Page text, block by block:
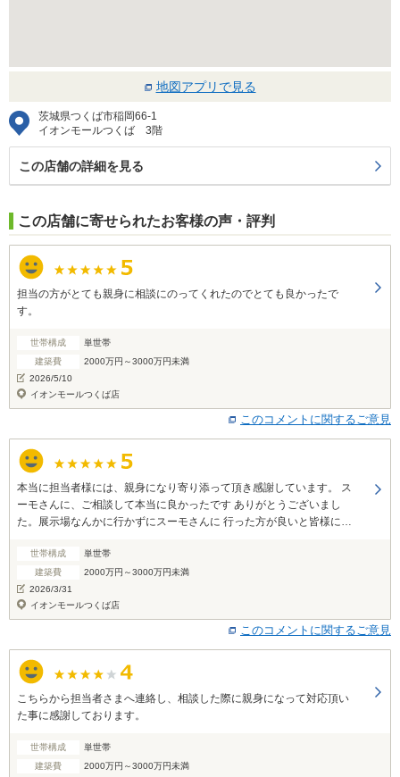
地図アプリで見る
茨城県つくば市稲岡66-1
イオンモールつくば 3階
この店舗の詳細を見る
この店舗に寄せられたお客様の声・評判
担当の方がとても親身に相談にのってくれたのでとても良かったで
す。
世帯構成
単世帯
建築費
2000万円～3000万円未満
2026/5/10
イオンモールつくば店
このコメントに関するご意見
本当に担当者様には、親身になり寄り添って頂き感謝しています。 ス
ーモさんに、ご相談して本当に良かったです ありがとうございまし
た。展示場なんかに行かずにスーモさんに 行った方が良いと皆様に伝
世帯構成
単世帯
建築費
2000万円～3000万円未満
2026/3/31
イオンモールつくば店
このコメントに関するご意見
こちらから担当者さまへ連絡し、相談した際に親身になって対応頂い
た事に感謝しております。
世帯構成
単世帯
建築費
2000万円～3000万円未満